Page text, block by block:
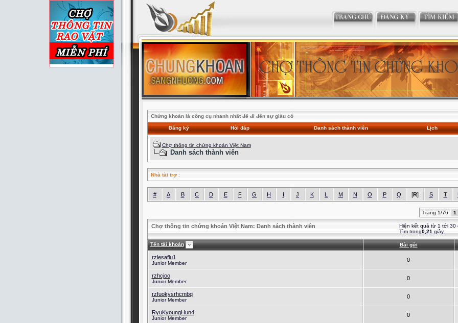
Chứng khoán là công cụ nhanh nhất để đi đến sự giàu có
Đăng ký Hỏi đáp Danh sách thành viên Lịch
Chợ thông tin chứng khoán Việt Nam
Danh sách thành viên
Nhà tài trợ:
# A B C D E F G H I J K L M N O P Q [R] S T
Trang 1/76 1
Hiện kết quả từ 1 tới 30
Tìm trong0,21giây.
Chợ thông tin chứng khoán Việt Nam: Danh sách thành viên
Tên tài khoản Bài gửi
rzlesaflu1
Junior Member
0
rzhcjoo
Junior Member
0
rzfuokysrhcmbq
Junior Member
0
RyuKyoungHun4
Junior Member
0